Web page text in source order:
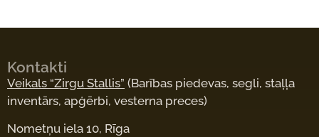
Kontakti
Veikals “Zirgu Stallis” (Barības piedevas, segli, staļļa
inventārs, apģērbi, vesterna preces)
Nometņu iela 10, Rīga